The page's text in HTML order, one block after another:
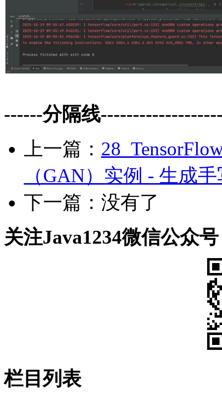
------分隔线
上一篇：
（GAN）实例 - 生成
下一篇：没有了
关注Java1234微信公众号
栏目列表